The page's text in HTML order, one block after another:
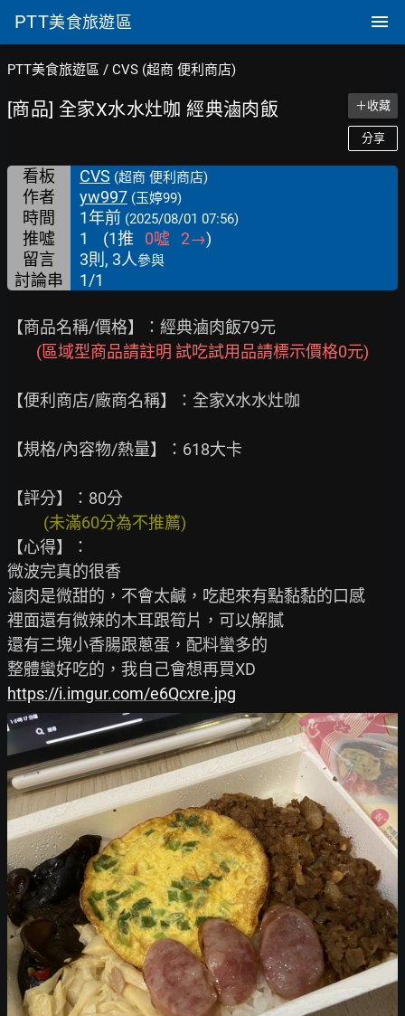
PTT美食旅遊區
PTT美食旅遊區 / CVS (超商 便利商店)
[商品] 全家X水水灶咖 經典滷肉飯 ＋收藏
分享
看板 CVS (超商 便利商店)
作者 yw997 (玉婷99)
時間 1年前 (2025/08/01 07:56)
推噓 1 (1推 0噓 2→)
留言
3則, 3人參與
討論串 1/1
【商品名稱/價格】：經典滷肉飯79元
(區域型商品請註明 試吃試用品請標示價格0元)
【便利商店/廠商名稱】：全家X水水灶咖
【規格/內容物/熱量】：618大卡
          (未滿60分為不推薦)
【心得】：
微波完真的很香
滷肉是微甜的，不會太鹹，吃起來有點黏黏的口感
裡面還有微辣的木耳跟筍片，可以解膩
還有三塊小香腸跟蔥蛋，配料蠻多的
https://i.imgur.com/e6Qcxre.jpg